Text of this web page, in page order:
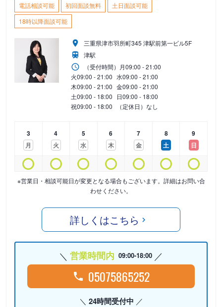
電話相談可能 初回面談無料
土日面談可能
18時以降面談可能
三重県津市羽所町345 津駅前第一ビル5F
津駅
（受付時間） 月09:00 - 21:00
火09:00 - 21:00 水09:00 - 21:00
木09:00 - 21:00 金09:00 - 21:00
土09:00 - 18:00 日09:00 - 18:00
祝09:00 - 18:00 （定休日）なし
3
月
4
火
5
水
6
木
7
金
8
土
9
日
※営業日・相談可能日が変更となる場合もございます。詳細はお問い合
わせください。
詳しくはこちら
営業時間内 09:00-18:00
05075865252
24時間受付中